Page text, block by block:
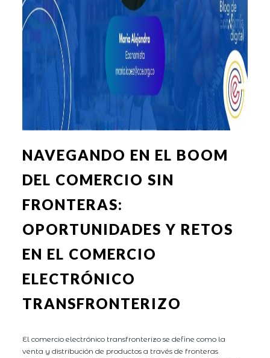
NAVEGANDO EN EL BOOM
DEL COMERCIO SIN
FRONTERAS:
OPORTUNIDADES Y RETOS
EN EL COMERCIO
ELECTRÓNICO
TRANSFRONTERIZO
El comercio electrónico transfronterizo se define como la
venta y distribución de productos a través de fronteras